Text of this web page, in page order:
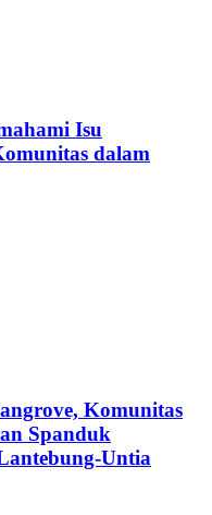
Isu
dalam
Komunitas
Spanduk
Untia